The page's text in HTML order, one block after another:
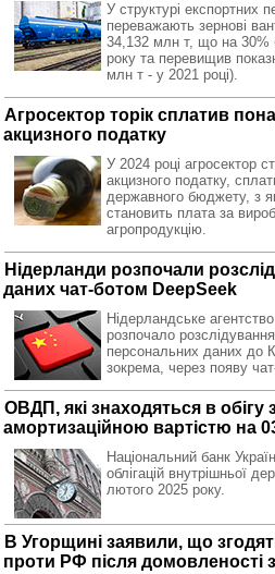
У структурі експортних
переважають зернові
34,132 млн т, що на 30%
року та перевищив
млн т - у 2021 році).
Агросектор торік сплатив
акцизного податку
У 2024 році агросектор
акцизного податку,
державного бюджету, з
становить плата за
агропродукцію.
Нідерланди розпочали
даних чат-ботом DeepSeek
Нідерландське
розпочало
персональних даних до
зокрема, через появу
ОВДП, які знаходяться в обігу
амортизаційною вартістю на
Національний банк
облігацій внутрішньої
лютого 2025 року.
В Угорщині заявили, що
проти РФ після домовленості